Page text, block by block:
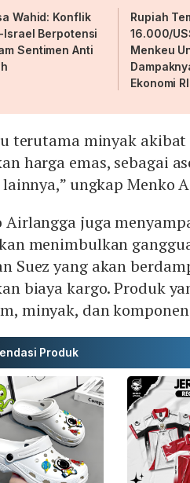
Wahid: Konflik
Israel Berpotensi
Sentimen Anti
Rupiah
16.000/
Menkeu
Ekonomi RI
terutama minyak akibat
harga emas, sebagai
ungkap Menko
Airlangga juga
menimbulkan
Suez yang akan
biaya kargo. Produk
minyak, dan
Produk